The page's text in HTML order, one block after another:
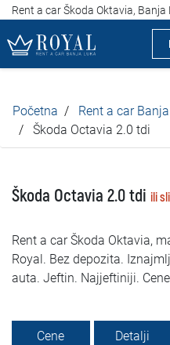
Kompanija
Lokacije
Iznajmljivanje vozila
Cijene
Uslovi najma
Početna Rent a car
Škoda Octavia 2.0 tdi
Škoda Octavia 2.0 tdi ili
Rent a car Škoda Oktavia,
Royal. Bez depozita.
auta. Jeftin. Najjeftiniji.
Cene Detalji